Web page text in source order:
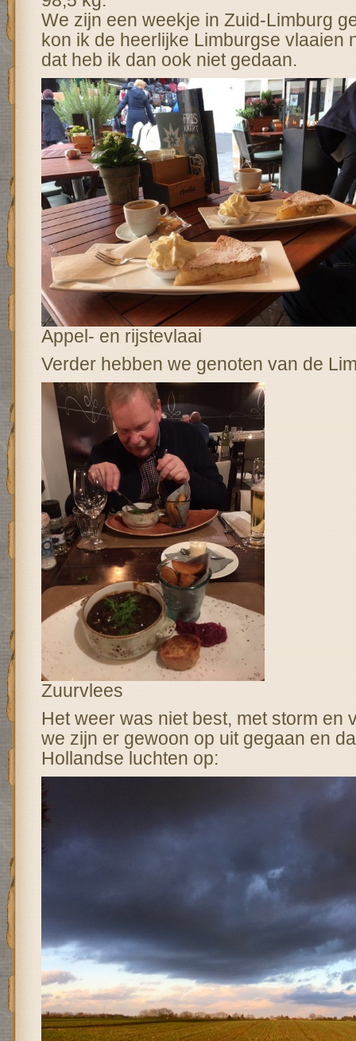
We zijn een weekje in Zuid-Limburg
kon ik de heerlijke Limburgse vlaaien
dat heb ik dan ook niet gedaan.
Appel- en rijstevlaai
Verder hebben we genoten van de
Zuurvlees
Het weer was niet best, met storm en
we zijn er gewoon op uit gegaan en
Hollandse luchten op: